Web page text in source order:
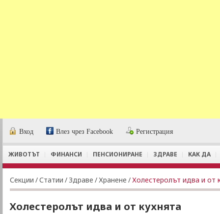
Вход Влез чрез Facebook Регистрация
ЖИВОТЪТ ФИНАНСИ ПЕНСИОНИРАНЕ ЗДРАВЕ КАК ДА
Секции /Статии / Здраве /Хранене /Холестеролът идва и от
Холестеролът идва и от кухнята